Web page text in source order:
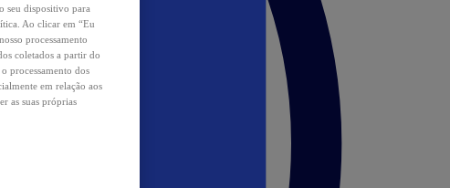
seu dispositivo para
Ao clicar em “Eu
processamento
coletados a partir do
processamento dos
em relação aos
as suas próprias